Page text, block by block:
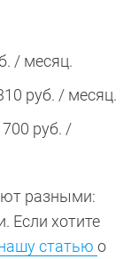
/ месяц.
руб. / месяц.
руб. /
разными:
Если хотите
статью о